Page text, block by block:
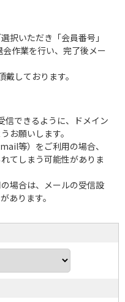
択いただき「会員番号」
作業を行い、完了後メー
しております。
信できるように、ドメイン
お願いします。
等）をご利用の場合、
てしまう可能性がありま
場合は、メールの受信設
あります。